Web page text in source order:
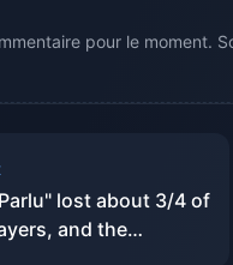
pour le moment.
lost about 3/4 of
and the